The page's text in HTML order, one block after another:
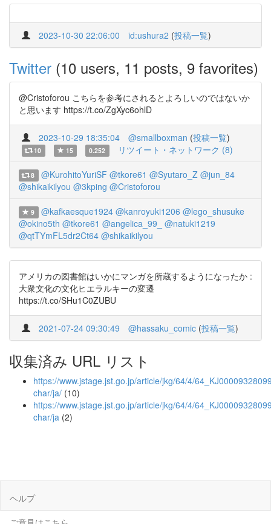
2023-10-30 22:06:00 id:ushura2 (投稿一覧)
Twitter (10 users, 11 posts, 9 favorites)
@Cristoforou こちらを参考にされるとよろしいのではないか
と思います https://t.co/ZgXyc6ohlD
2023-10-29 18:35:04 @smallboxman (投稿一覧)
10 15 0.252 リツイート・ネットワーク (8)
8 @KurohitoYuriSF @tkore61 @Syutaro_Z @jun_84
@shikaikilyou @3kping @Cristoforou
9 @kafkaesque1924 @kanroyuki1206 @lego_shusuke
@okino5th @tkore61 @angelica_99_
@natuki1219
@qtTYmFL5dr2Ct64 @shikaikilyou
アメリカの図書館はいかにマンガを所蔵するようになったか :
大衆文化の文化ヒエラルキーの変遷
https://t.co/SHu1C0ZUBU
2021-07-24 09:30:49 @hassaku_comic (投稿一覧)
収集済み URL リスト
https://www.jstage.jst.go.jp/article/jkg/64/4/
char/ja/ (10)
https://www.jstage.jst.go.jp/article/jkg/64/4/
char/ja (2)
ヘルプ